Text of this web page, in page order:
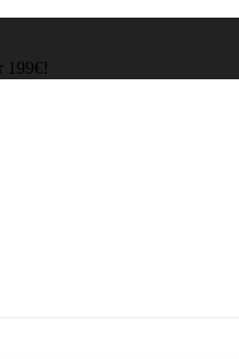
199€!